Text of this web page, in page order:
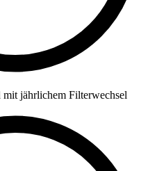
jährlichem Filterwechsel